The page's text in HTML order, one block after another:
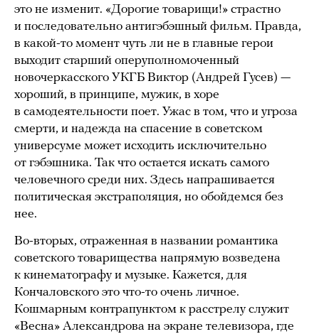
это не изменит. «Дорогие товарищи!» страстно
и последовательно антигэбэшный фильм. Правда,
в какой-то момент чуть ли не в главные герои
выходит старший оперуполномоченный
новочеркасского УКГБ Виктор (Андрей Гусев) —
хороший, в принципе, мужик, в хоре
в самодеятельности поет. Ужас в том, что и угроза
смерти, и надежда на спасение в советском
универсуме может исходить исключительно
от гэбэшника. Так что остается искать самого
человечного среди них. Здесь напрашивается
политическая экстраполяция, но обойдемся без
нее.
Во-вторых, отраженная в названии романтика
советского товарищества напрямую возведена
к кинематографу и музыке. Кажется, для
Кончаловского это что-то очень личное.
Кошмарным контрапунктом к расстрелу служит
«Весна» Александрова на экране телевизора, где